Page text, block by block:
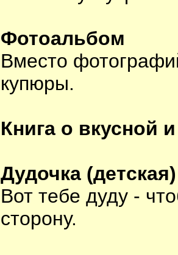
Фотоальбом
Вместо
купюры.
Книга о вкусной
Дудочка (детская)
Вот тебе дуду -
сторону.